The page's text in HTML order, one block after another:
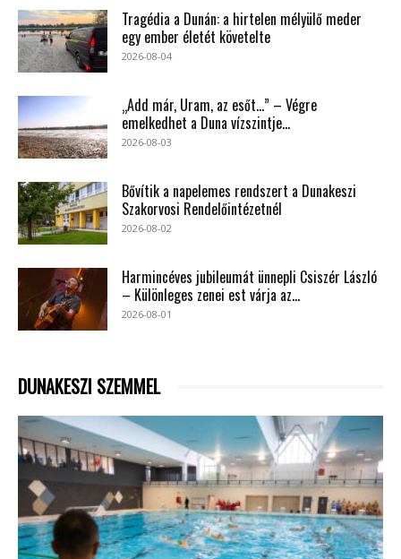
Tragédia a Dunán: a hirtelen mélyülő meder
egy ember életét követelte
2026-08-04
„Add már, Uram, az esőt…” – Végre
emelkedhet a Duna vízszintje...
2026-08-03
Bővítik a napelemes rendszert a Dunakeszi
Szakorvosi Rendelőintézetnél
2026-08-02
Harmincéves jubileumát ünnepli Csiszér László
– Különleges zenei est várja az...
2026-08-01
DUNAKESZI SZEMMEL